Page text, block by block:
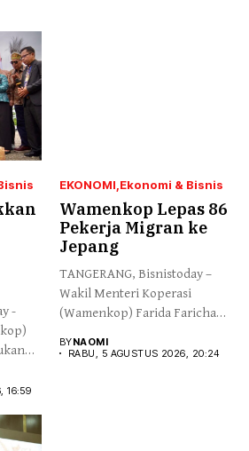
-
16:59
EKONOMI Ekonomi & Bisnis
Wamenkop Lepas 86
Pekerja Migran ke
Jepang
TANGERANG, Bisnistoday –
Wakil Menteri Koperasi
(Wamenkop) Farida Farichah
BYNAOMI
RABU, 5 AGUSTUS 2026, 20:24